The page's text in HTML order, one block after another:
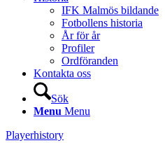
IFK Malmös bildande
Fotbollens historia
År för år
Profiler
Ordföranden
Kontakta oss
Sök
Menu Menu
Playerhistory